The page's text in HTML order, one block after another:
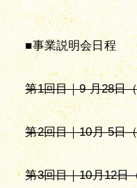
■事業説明会日程
第1回目｜9 月28日
第2回目｜10月 5日
第3回目｜10月12日